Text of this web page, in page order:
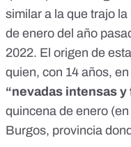
similar a la que trajo la
de enero del año
2022. El origen de
quien, con 14 años, en
“nevadas intensas y
quincena de enero
Burgos, provincia